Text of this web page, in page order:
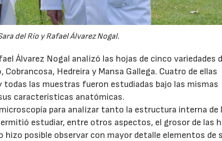
del Río y Rafael Álvarez Nogal.
Álvarez Nogal analizó las hojas de cinco variedades
Hedreira y Mansa Gallega. Cuatro de ellas
las muestras fueron estudiadas bajo las mismas
características anatómicas.
para analizar tanto la estructura interna de
estudiar, entre otros aspectos, el grosor de las
posible observar con mayor detalle elementos de